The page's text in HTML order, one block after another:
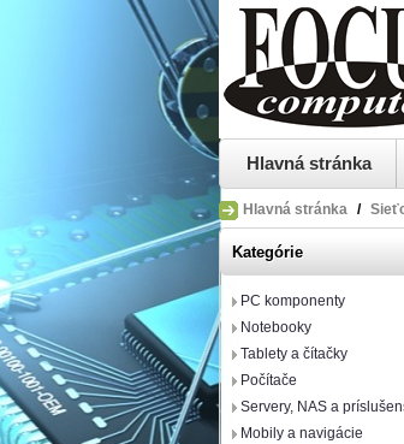
Hlavná stránka
Hlavná stránka /
Kategórie
PC komponenty
Notebooky
Tablety a čítačky
Počítače
Servery, NAS a
Mobily a navigácie